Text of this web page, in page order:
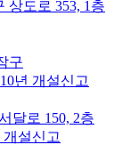
상도로 353, 1층
구
년 개설신고
달로 150, 2층
개설신고